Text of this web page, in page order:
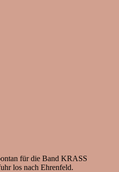
für die Band KRASS
los nach Ehrenfeld.